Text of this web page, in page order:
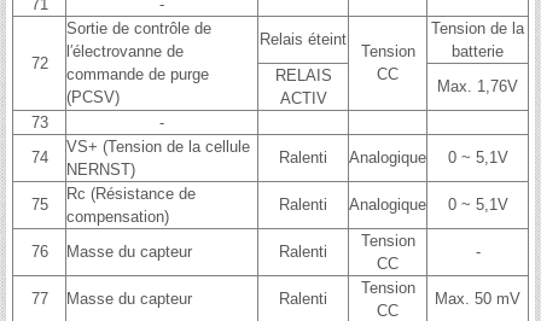
71
-
72
Sortie de contrôle de
l′électrovanne de
commande de purge
(PCSV)
Relais éteint
Tension
CC
Tension de la
batterie
RELAIS
ACTIV
Max. 1,76V
73
-
74
VS+ (Tension de la cellule
NERNST)
Ralenti Analogique 0 ~ 5,1V
75
Rc (Résistance de
compensation)
Ralenti Analogique 0 ~ 5,1V
76 Masse du capteur Ralenti
Tension
CC
-
77 Masse du capteur Ralenti
Tension
CC
Max. 50 mV